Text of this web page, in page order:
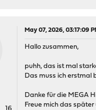
May 07, 2026, 03:17:09
Hallo zusammen,
puhh, das ist mal
Das muss ich erstmal
Danke für die MEGA
Freue mich das